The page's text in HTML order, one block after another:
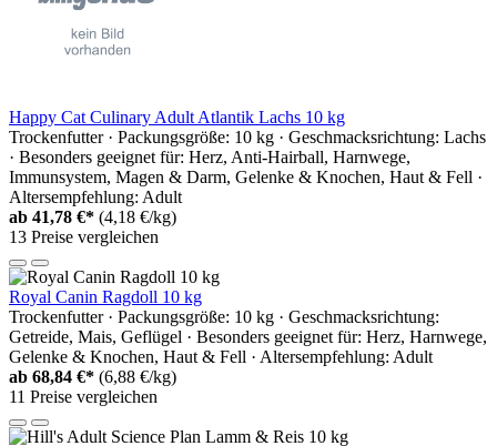
Happy Cat Culinary Adult Atlantik Lachs 10 kg
Trockenfutter · Packungsgröße: 10 kg · Geschmacksrichtung: Lachs
· Besonders geeignet für: Herz, Anti-Hairball, Harnwege,
Immunsystem, Magen & Darm, Gelenke & Knochen, Haut & Fell ·
Altersempfehlung: Adult
ab 41,78 €* (4,18 €/kg)
13 Preise vergleichen
Royal Canin Ragdoll 10 kg
Trockenfutter · Packungsgröße: 10 kg · Geschmacksrichtung:
Getreide, Mais, Geflügel · Besonders geeignet für: Herz, Harnwege,
Gelenke & Knochen, Haut & Fell · Altersempfehlung: Adult
ab 68,84 €* (6,88 €/kg)
11 Preise vergleichen